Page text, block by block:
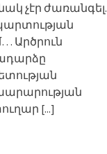
չէր ժառանգել.
Արծրուն
[...]